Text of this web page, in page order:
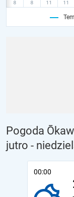
Pogoda
jutro -
00:00